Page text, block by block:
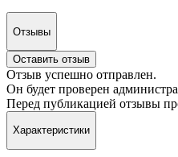
Отзывы
Оставить отзыв
Отзыв успешно отправлен.
Он будет проверен
Перед публикацией отзывы
Характеристики